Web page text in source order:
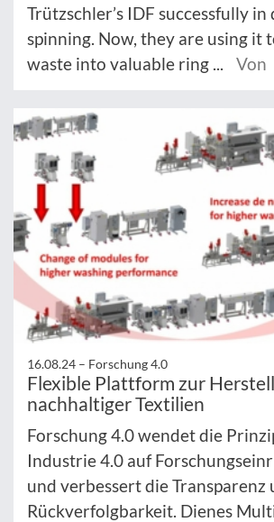
Trützschler’s IDF successfully
spinning. Now, they are using it
waste into valuable ring ...
Von
16.08.24 – Forschung 4.0
Flexible Plattform zur
nachhaltiger Textilien
Forschung 4.0 wendet die
Industrie 4.0 auf
und verbessert die Transparenz
Rückverfolgbarkeit. Dienes